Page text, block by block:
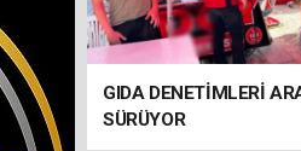
GIDA DENETİMLERİ
SÜRÜYOR